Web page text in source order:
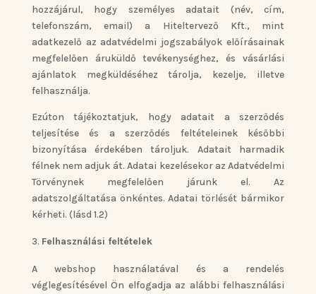
hozzájárul, hogy személyes adatait (név, cím,
telefonszám, email) a Hiteltervező Kft., mint
adatkezelő az adatvédelmi jogszabályok előírásainak
megfelelően áruküldő tevékenységhez, és vásárlási
ajánlatok megküldéséhez tárolja, kezelje, illetve
felhasználja.
Ezúton tájékoztatjuk, hogy adatait a szerződés
teljesítése és a szerződés feltételeinek későbbi
bizonyítása érdekében tároljuk. Adatait harmadik
félnek nem adjuk át. Adatai kezelésekor az Adatvédelmi
Törvénynek megfelelően járunk el. Az
adatszolgáltatása önkéntes. Adatai törlését bármikor
kérheti. (lásd 1.2)
Felhasználási feltételek
A webshop használatával és a rendelés
véglegesítésével Ön elfogadja az alábbi felhasználási